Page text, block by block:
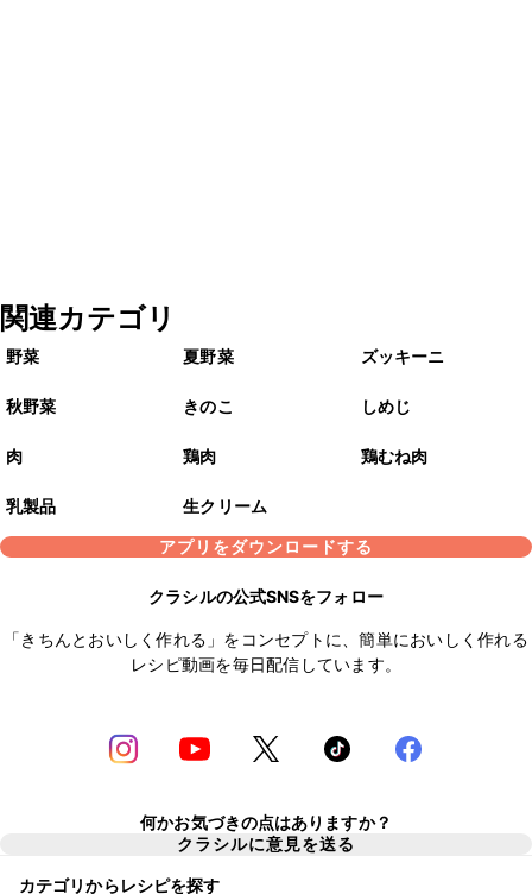
関連カテゴリ
野菜 夏野菜 ズッキーニ
秋野菜 きのこ しめじ
肉 鶏肉 鶏むね肉
乳製品
生クリーム
アプリをダウンロードする
クラシルの公式SNSをフォロー
「きちんとおいしく作れる」をコンセプトに、簡単においしく作れる
レシピ動画を毎日配信しています。
何かお気づきの点はありますか？
クラシルに意見を送る
カテゴリからレシピを探す